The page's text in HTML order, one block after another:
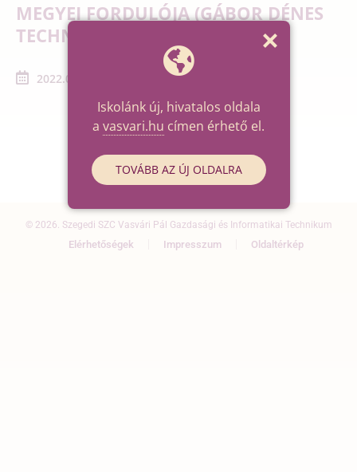
MEGYEI FORDULÓJA (GÁBOR DÉNES
TECHNIKUMBAN)
2022.03.04. - 2022.03.04.
© 2026. Szegedi SZC Vasvári Pál Gazdasági és Informatikai Technikum
Elérhetőségek Impresszum Oldaltérkép
Iskolánk új, hivatalos oldala
a vasvari.hu címen érhető el.
TOVÁBB AZ ÚJ OLDALRA